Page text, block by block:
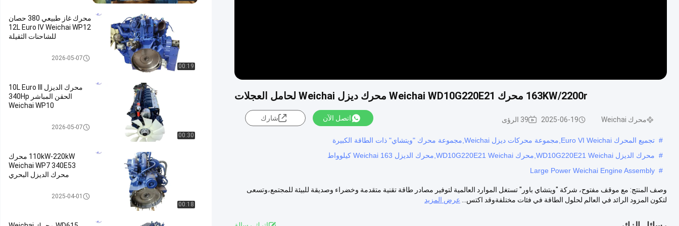
163KW/2200r محرك Weichai WD10G220E21 محرك ديزل Weichai لحامل العجلات
محرك Weichai 2025-06-19 39 الرؤى اتصل الآن شارك
# تجميع المحرك Euro VI Weichai,مجموعة محركات ديزل Weichai,مجموعة محرك "ويتشاي" ذات الطاقة الكبيرة
# محرك الديزل WD10G220E21 Weichai,محرك WD10G220E21 Weichai,محرك الديزل Weichai 163 كيلوواط
#
Large Power Weichai Engine Assembly
وصف المنتج: مع موقف مفتوح، شركة "ويتشاي باور" تستغل الموارد العالمية لتوفير مصادر طاقة تقنية متقدمة وخضراء وصديقة للبيئة للمجتمع،وتسعى
لتكون المزود الرائد في العالم لحلول الطاقة في فئات مختلفةوقد اكتس...
عرض المزيد
00:19
محرك غاز طبيعي 380 حصان
12L Euro IV Weichai WP12
للشاحنات الثقيلة
2026-05-07
00:30
محرك الديزل 10L Euro III
الحقن المباشر 340Hp
Weichai WP10
2026-05-07
00:18
110kW-220kW محرك
Weichai WP7 340E53
محرك الديزل البحري
2025-04-01